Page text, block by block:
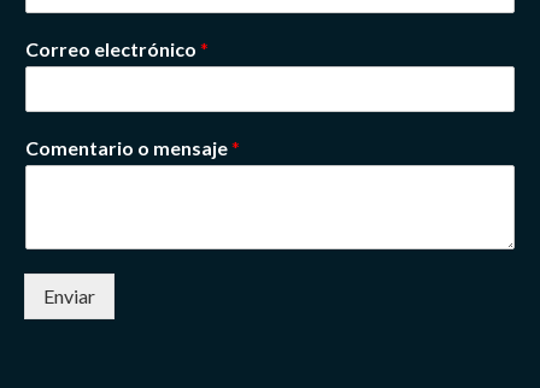
Correo electrónico *
Comentario o mensaje*
Enviar